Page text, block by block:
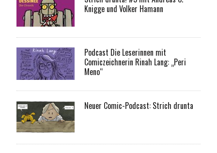
Knigge und Volker Hamann
Podcast Die Leserinnen mit
Comiczeichnerin Rinah Lang: „Peri
Meno“
Neuer Comic-Podcast: Strich drunta